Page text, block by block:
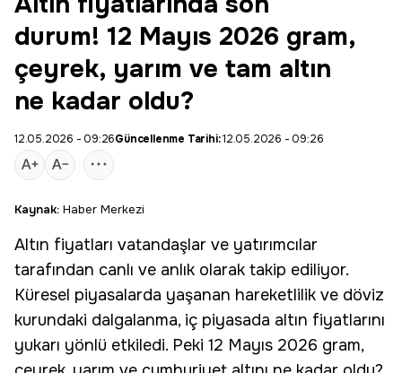
durum! 12 Mayıs 2026 gram,
çeyrek, yarım ve tam altın
ne kadar oldu?
12.05.2026 - 09:26Güncellenme Tarihi:12.05.2026 - 09:26
Kaynak: Haber Merkezi
Altın fiyatları vatandaşlar ve yatırımcılar
tarafından canlı ve anlık olarak takip ediliyor.
Küresel piyasalarda yaşanan hareketlilik ve döviz
kurundaki dalgalanma, iç piyasada altın fiyatlarını
yukarı yönlü etkiledi. Peki 12 Mayıs 2026 gram,